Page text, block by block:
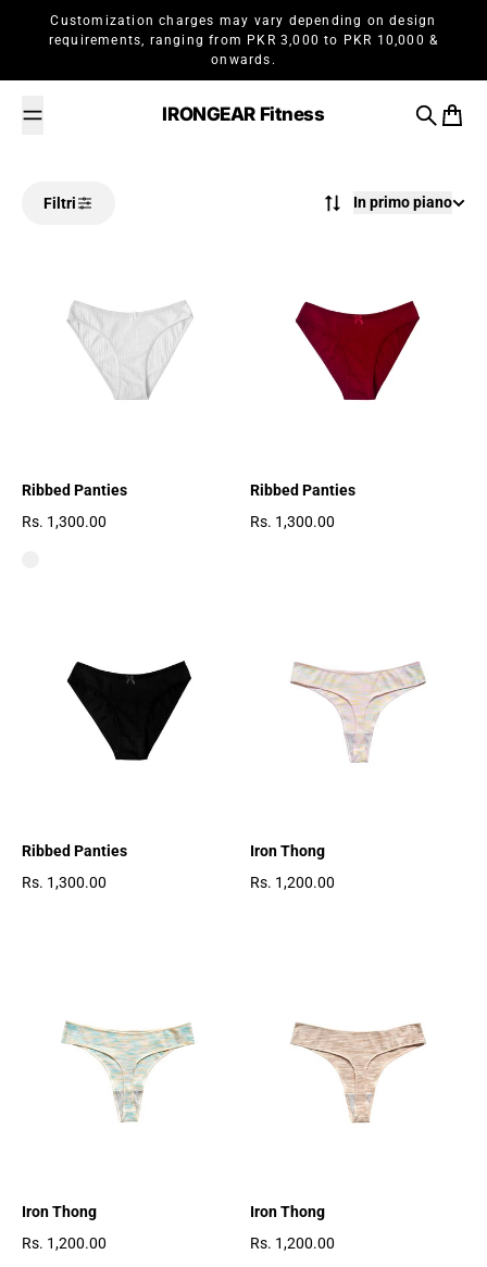
Salta al contenuto
Customization charges may vary depending on design
requirements, ranging from PKR 3,000 to PKR 10,000 &
onwards.
IRONGEAR Fitness
Cerca
Filtri In primo piano
Ribbed Panties
Rs. 1,300.00
Ribbed Panties
Rs. 1,300.00
Ribbed Panties
Rs. 1,300.00
Iron Thong
Rs. 1,200.00
Iron Thong
Rs. 1,200.00
Iron Thong
Rs. 1,200.00